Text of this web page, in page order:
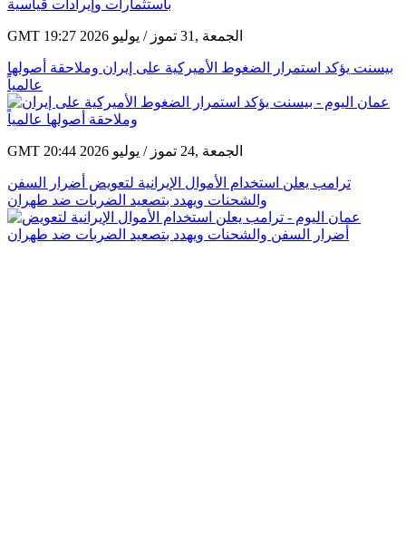
GMT 19:27 2026 الجمعة ,31 تموز / يوليو
بيسنت يؤكد استمرار الضغوط الأميركية على إيران وملاحقة أصولها
عالمياً
GMT 20:44 2026 الجمعة ,24 تموز / يوليو
ترامب يعلن استخدام الأموال الإيرانية لتعويض أضرار السفن
والشحنات ويهدد بتصعيد الضربات ضد طهران